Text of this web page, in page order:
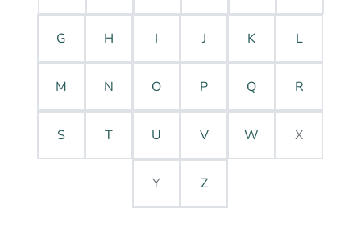
G H I J K L
M N O P Q R
S T U V W X
Y Z